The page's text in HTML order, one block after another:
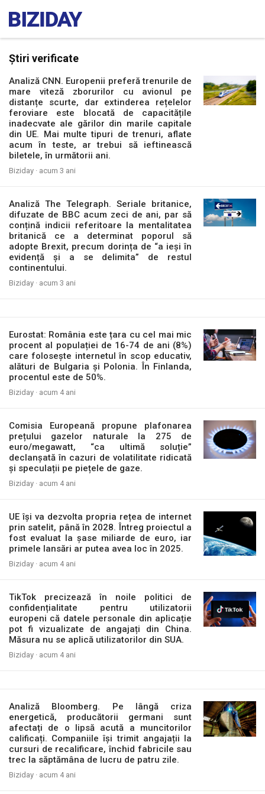
Știri verificate
Analiză CNN. Europenii preferă trenurile de
mare viteză zborurilor cu avionul pe
distanțe scurte, dar extinderea rețelelor
feroviare este blocată de capacitățile
inadecvate ale gărilor din marile capitale
din UE. Mai multe tipuri de trenuri, aflate
acum în teste, ar trebui să ieftinească
biletele, în următorii ani.
Biziday · acum 3 ani
Analiză The Telegraph. Seriale britanice,
difuzate de BBC acum zeci de ani, par să
conțină indicii referitoare la mentalitatea
britanică ce a determinat poporul să
adopte Brexit, precum dorința de “a ieși în
evidență și a se delimita” de restul
continentului.
Biziday · acum 3 ani
Eurostat: România este țara cu cel mai mic
procent al populației de 16-74 de ani (8%)
care folosește internetul în scop educativ,
alături de Bulgaria și Polonia. În Finlanda,
procentul este de 50%.
Biziday · acum 4 ani
Comisia Europeană propune plafonarea
prețului gazelor naturale la 275 de
euro/megawatt, “ca ultimă soluție”
declanșată în cazuri de volatilitate ridicată
și speculații pe piețele de gaze.
Biziday · acum 4 ani
UE își va dezvolta propria rețea de internet
prin satelit, până în 2028. Întreg proiectul a
fost evaluat la șase miliarde de euro, iar
primele lansări ar putea avea loc în 2025.
Biziday · acum 4 ani
TikTok precizează în noile politici de
confidențialitate pentru utilizatorii
europeni că datele personale din aplicație
pot fi vizualizate de angajați din China.
Măsura nu se aplică utilizatorilor din SUA.
Biziday · acum 4 ani
Analiză Bloomberg. Pe lângă criza
energetică, producătorii germani sunt
afectați de o lipsă acută a muncitorilor
calificați. Companiile își trimit angajații la
cursuri de recalificare, închid fabricile sau
trec la săptămâna de lucru de patru zile.
Biziday · acum 4 ani